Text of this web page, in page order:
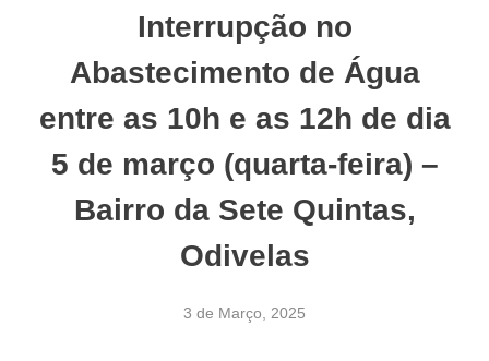
Interrupção no
Abastecimento de Água
entre as 10h e as 12h de dia
5 de março (quarta-feira) –
Bairro da Sete Quintas,
Odivelas
3 de Março, 2025